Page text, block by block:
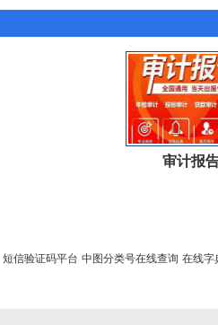
审计报
短信验证码平台 中图分类号在线查询 在线字